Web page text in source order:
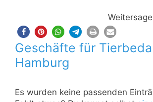
Geschäfte für
Hamburg
Es wurden keine passenden